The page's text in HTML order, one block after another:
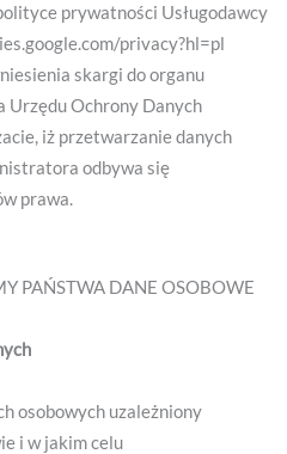
prywatności Usługodawcy
privacy?hl=pl
skargi do organu
Urzędu Ochrony Danych
iż przetwarzanie danych
odbywa się
prawa.
PAŃSTWA DANE OSOBOWE
osobowych uzależniony
i w jakim celu